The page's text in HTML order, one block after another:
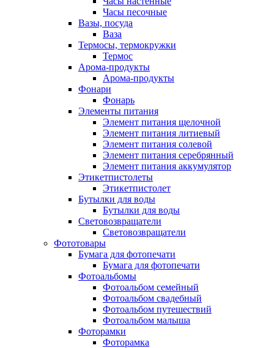
Часы песочные
Вазы, посуда
Ваза
Термосы, термокружки
Термос
Арома-продукты
Арома-продукты
Фонари
Фонарь
Элементы питания
Элемент питания щелочной
Элемент питания литиевый
Элемент питания солевой
Элемент питания серебрянный
Элемент питания аккумулятор
Этикетпистолеты
Этикетпистолет
Бутылки для воды
Бутылки для воды
Световозвращатели
Световозвращатели
Фототовары
Бумага для фотопечати
Бумага для фотопечати
Фотоальбомы
Фотоальбом семейный
Фотоальбом свадебный
Фотоальбом путешествий
Фотоальбом малыша
Фоторамки
Фоторамка